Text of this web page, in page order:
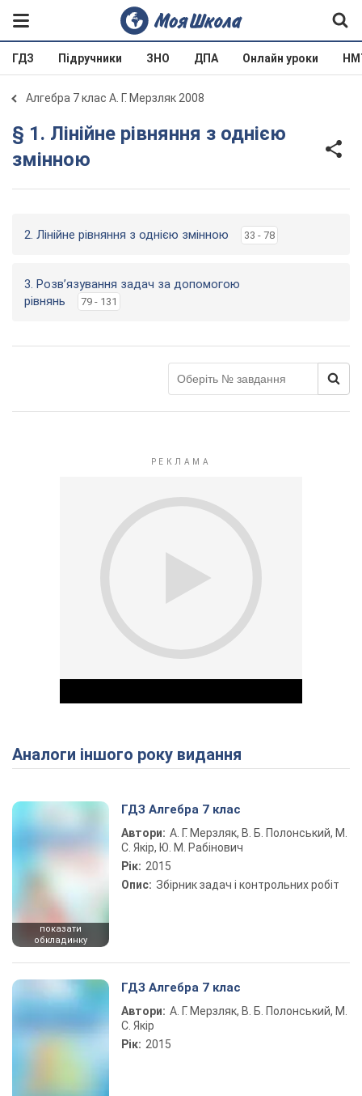
ГДЗ Підручники ЗНО ДПА Онлайн уроки
Алгебра 7 клас А. Г. Мерзляк 2008
§ 1. Лінійне рівняння з однією
змінною
2. Лінійне рівняння з однією змінною 33 - 78
3. Розв’язування задач за допомогою
рівнянь
79 - 131
Play Video
Аналоги іншого року видання
показати
обкладинку
ГДЗ Алгебра 7 клас
Автори: А. Г. Мерзляк, В. Б. Полонський, М.
С. Якір, Ю. М. Рабінович
Рік: 2015
Опис: Збірник задач і контрольних робіт
ГДЗ Алгебра 7 клас
Автори: А. Г. Мерзляк, В. Б. Полонський, М.
С. Якір
Рік: 2015